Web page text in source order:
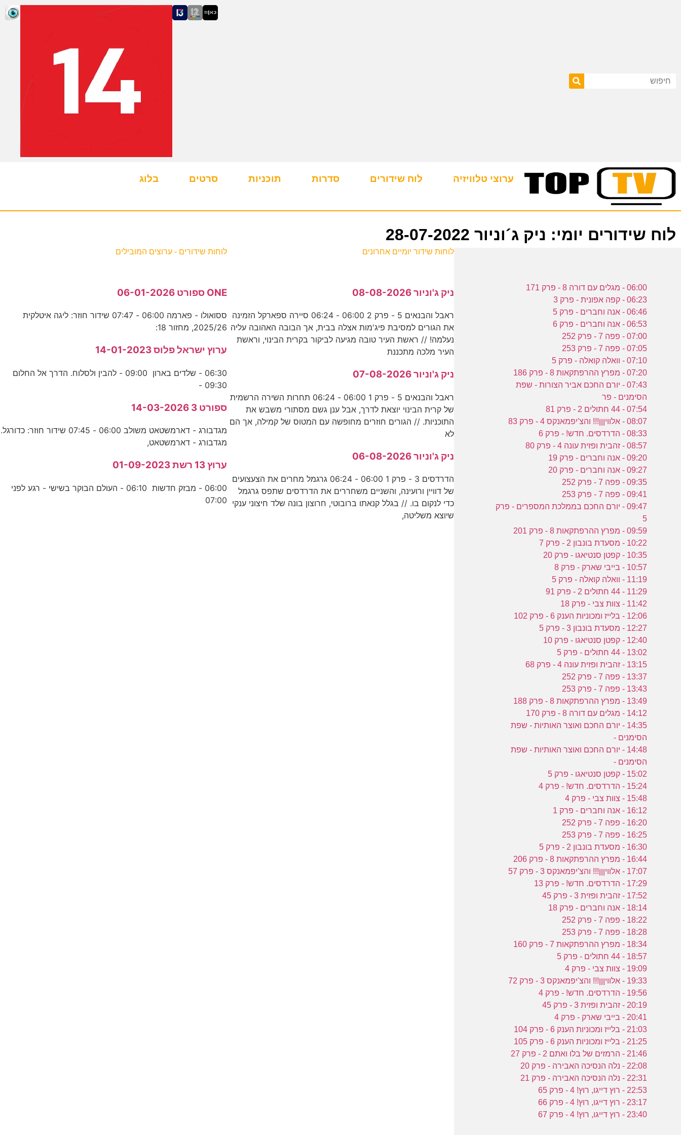
ערוצי טלוויזיה לוח שידורים סדרות תוכניות סרטים בלוג
לוח שידורים יומי: ניק ג´וניור 28-07-2022
06:00 - מגלים עם דורה 8 - פרק 171
06:23 - קפה אפונית - פרק 3
06:46 - אנה וחברים - פרק 5
06:53 - אנה וחברים - פרק 6
07:00 - פפה 7 - פרק 252
07:05 - פפה 7 - פרק 253
07:10 - וואלה קואלה - פרק 5
07:20 - מפרץ ההרפתקאות 8 - פרק 186
07:43 - יורם החכם אביר הצורות - שפת
הסימנים - פר
07:54 - 44 חתולים 2 - פרק 81
08:07 - אלוויןןן!!! והצ'יפמאנקס 4 - פרק 83
08:33 - הדרדסים. חדש! - פרק 6
08:57 - זהבית ופזית עונה 4 - פרק 80
09:20 - אנה וחברים - פרק 19
09:27 - אנה וחברים - פרק 20
09:35 - פפה 7 - פרק 252
09:41 - פפה 7 - פרק 253
09:47 - יורם החכם בממלכת המספרים - פרק
5
09:59 - מפרץ ההרפתקאות 8 - פרק 201
10:22 - מסעדת בונבון 2 - פרק 7
10:35 - קפטן סנטיאגו - פרק 20
10:57 - בייבי שארק - פרק 8
11:19 - וואלה קואלה - פרק 5
11:29 - 44 חתולים 2 - פרק 91
11:42 - צוות צבי - פרק 18
12:06 - בלייז ומכוניות הענק 6 - פרק 102
12:27 - מסעדת בונבון 3 - פרק 5
12:40 - קפטן סנטיאגו - פרק 10
13:02 - 44 חתולים - פרק 5
13:15 - זהבית ופזית עונה 4 - פרק 68
13:37 - פפה 7 - פרק 252
13:43 - פפה 7 - פרק 253
13:49 - מפרץ ההרפתקאות 8 - פרק 188
14:12 - מגלים עם דורה 8 - פרק 170
14:35 - יורם החכם ואוצר האותיות - שפת
הסימנים -
14:48 - יורם החכם ואוצר האותיות - שפת
הסימנים -
15:02 - קפטן סנטיאגו - פרק 5
15:24 - הדרדסים. חדש! - פרק 4
15:48 - צוות צבי - פרק 4
16:12 - אנה וחברים - פרק 1
16:20 - פפה 7 - פרק 252
16:25 - פפה 7 - פרק 253
16:30 - מסעדת בונבון 2 - פרק 5
16:44 - מפרץ ההרפתקאות 8 - פרק 206
17:07 - אלוויןןן!!! והצ'יפמאנקס 3 - פרק 57
17:29 - הדרדסים. חדש! - פרק 13
17:52 - זהבית ופזית 3 - פרק 45
18:14 - אנה וחברים - פרק 18
18:22 - פפה 7 - פרק 252
18:28 - פפה 7 - פרק 253
18:34 - מפרץ ההרפתקאות 7 - פרק 160
18:57 - 44 חתולים - פרק 5
19:09 - צוות צבי - פרק 4
19:33 - אלוויןןן!!! והצ'יפמאנקס 3 - פרק 72
19:56 - הדרדסים. חדש! - פרק 4
20:19 - זהבית ופזית 3 - פרק 45
20:41 - בייבי שארק - פרק 4
21:03 - בלייז ומכוניות הענק 6 - פרק 104
21:25 - בלייז ומכוניות הענק 6 - פרק 105
21:46 - הרמזים של בלו ואתם 2 - פרק 27
22:08 - נלה הנסיכה האבירה - פרק 20
22:31 - נלה הנסיכה האבירה - פרק 21
22:53 - רוץ דייגו, רוץ! 4 - פרק 65
23:17 - רוץ דייגו, רוץ! 4 - פרק 66
23:40 - רוץ דייגו, רוץ! 4 - פרק 67
לוחות שידור יומיים אחרונים
ניק ג'וניור 08-08-2026
ראבל והבנאים 5 - פרק 2 06:00 - 06:24 סיירה ספארקל הזמינה
את הגורים למסיבת פיג'מות אצלה בבית, אך הבובה האהובה עליה
נעלמה! // ראשת העיר טובה מגיעה לביקור בקרית הבינוי, וראשת
העיר מלכה מתכננת
ניק ג'וניור 07-08-2026
ראבל והבנאים 5 - פרק 1 06:00 - 06:24 תחרות השירה הרשמית
של קרית הבינוי יוצאת לדרך, אבל ענן גשם מסתורי משבש את
התוכניות. // הגורים חוזרים מחופשה עם המטוס של קמילה, אך הם
לא
ניק ג'וניור 06-08-2026
הדרדסים 3 - פרק 1 06:00 - 06:24 גרגמל מחרים את הצעצועים
של דוויין ורועינה, והשניים משחררים את הדרדסים שתפס גרגמל
כדי לנקום בו. // בגלל קנאתו ברובוטי, חרוצון בונה שלד חיצוני ענקי
שיוצא משליטה,
לוחות שידורים - ערוצים המובילים
ONE ספורט 06-01-2026
ססואולו - פארמה 06:00 - 07:47 שידור חוזר: ליגה איטלקית
2025/26, מחזור 18:
ערוץ ישראל פלוס 14-01-2023
06:30 - שלדים בארון 09:00 - להבין ולסלוח. הדרך אל החלום
09:30 -
ספורט 3 14-03-2026
מגדבורג - דארמשטאט משולב 06:00 - 07:45 שידור חוזר: כדורגל.
מגדבורג - דארמשטאט,
ערוץ 13 רשת 01-09-2023
06:00 - מבזק חדשות 06:10 - העולם הבוקר בשישי - רגע לפני
07:00